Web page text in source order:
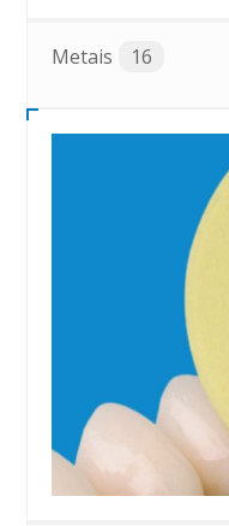
Metais 16